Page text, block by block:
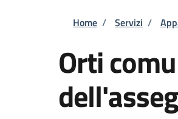
Briciole
Home / Servizi /
Orti